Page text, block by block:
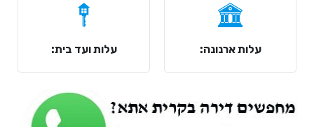
עלות ארנונה: עלות ועד בית: